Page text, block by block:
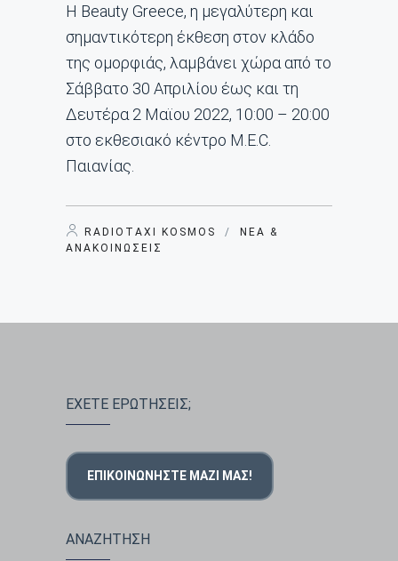
Η Beauty Greece, η μεγαλύτερη και
σημαντικότερη έκθεση στον κλάδο
της ομορφιάς, λαμβάνει χώρα από το
Σάββατο 30 Απριλίου έως και τη
Δευτέρα 2 Μαϊου 2022, 10:00 – 20:00
στο εκθεσιακό κέντρο M.E.C.
Παιανίας.
RADIOTAXI KOSMOS / ΝΈΑ &
ΑΝΑΚΟΙΝΏΣΕΙΣ
ΕΧΕΤΕ ΕΡΩΤΗΣΕΙΣ;
ΕΠΙΚΟΙΝΩΝΉΣΤΕ ΜΑΖΊ ΜΑΣ!
ΑΝΑΖΗΤΗΣΗ